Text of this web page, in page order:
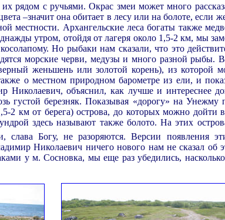
рядом с ручьями. Окрас змеи может много
–значит она обитает в лесу или на болоте, если
местности. Архангельские леса богаты также
утром, отойдя от лагеря около 1,5-2 км, мы
Но рыбаки нам сказали, что это
морские черви, медузы и много разной рыбы. В
женьшень или золотой корень), из которой
о местном природном барометре из ели, и
Николаевич, объяснил, как лучше и интереснее
густой березняк. Показывая «дорогу» на
2 км от берега) острова, до которых можно дойти
здесь называют также болото. На этих
Богу, не разоряются. Версии появления
Николаевич ничего нового нам не сказал об
у м. Сосновка, мы еще раз убедились,